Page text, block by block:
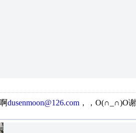
dusenmoon@126.com ，，O(∩_∩)O